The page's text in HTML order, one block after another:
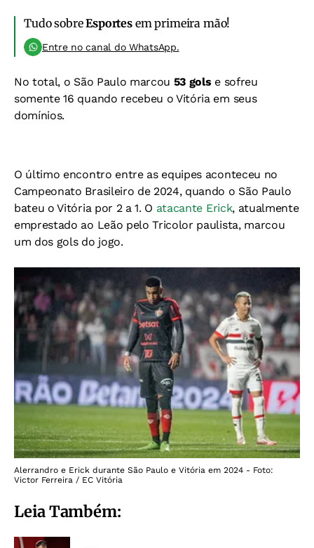
Tudo sobreEsportesem primeira mão!
Entre no canal do WhatsApp.
No total, o São Paulo marcou 53 gols e sofreu
somente 16 quando recebeu o Vitória em seus
domínios.
O último encontro entre as equipes aconteceu no
Campeonato Brasileiro de 2024, quando o São Paulo
bateu o Vitória por 2 a 1. O atacante Erick, atualmente
emprestado ao Leão pelo Tricolor paulista, marcou
um dos gols do jogo.
Alerrandro e Erick durante São Paulo e Vitória em 2024 - Foto:
Victor Ferreira / EC Vitória
Leia Também: